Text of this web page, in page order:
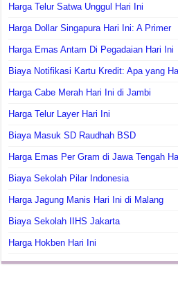
Harga Telur Satwa Unggul Hari Ini
Harga Dollar Singapura Hari Ini: A Primer
Harga Emas Antam Di Pegadaian Hari Ini
Biaya Notifikasi Kartu Kredit: Apa yang
Harga Cabe Merah Hari Ini di Jambi
Harga Telur Layer Hari Ini
Biaya Masuk SD Raudhah BSD
Harga Emas Per Gram di Jawa Tengah
Biaya Sekolah Pilar Indonesia
Harga Jagung Manis Hari Ini di Malang
Biaya Sekolah IIHS Jakarta
Harga Hokben Hari Ini